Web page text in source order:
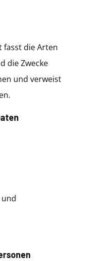
fasst die Arten
die Zwecke
und verweist